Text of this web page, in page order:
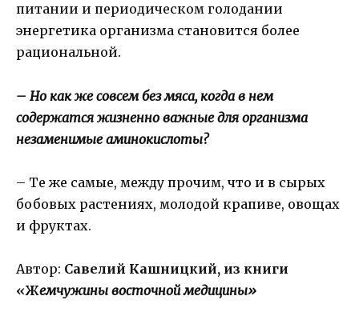
питании и периодическом голодании
энергетика организма становится более
рациональной.
– Но как же совсем без мяса, когда в нем
содержатся жизненно важные для организма
незаменимые аминокислоты?
– Те же самые, между прочим, что и в сырых
бобовых растениях, молодой крапиве, овощах
и фруктах.
Автор: Савелий Кашницкий, из книги
«Жемчужины восточной медицины»